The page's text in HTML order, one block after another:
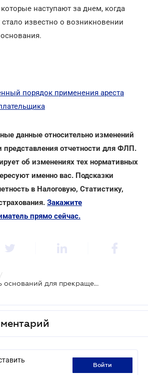
наступают за днем, когда
стало известно о возникновении
порядок применения ареста
данные относительно изменений
представления отчетности для ФЛП.
об изменениях тех нормативных
именно вас. Подсказки
в Налоговую, Статистику,
Закажите
прямо сейчас.
/
Расширен перечень оснований для прекращения админареста имущества налогоплательщика
войти